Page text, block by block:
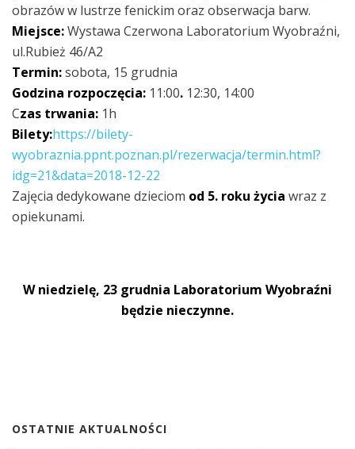
obrazów w lustrze fenickim oraz obserwacja barw.
Miejsce:Wystawa Czerwona Laboratorium Wyobraźni,
ul.Rubież 46/A2
Termin:sobota, 15 grudnia
Godzina rozpoczęcia: 11:00. 12:30, 14:00
Czas trwania: 1h
Bilety:https://bilety-
wyobraznia.ppnt.poznan.pl/rezerwacja/termin.html?
idg=21&data=2018-12-22
Zajęcia dedykowane dzieciom od 5. roku życia wraz z
opiekunami.
W niedzielę, 23 grudnia Laboratorium Wyobraźni
będzie nieczynne.
OSTATNIE AKTUALNOŚCI